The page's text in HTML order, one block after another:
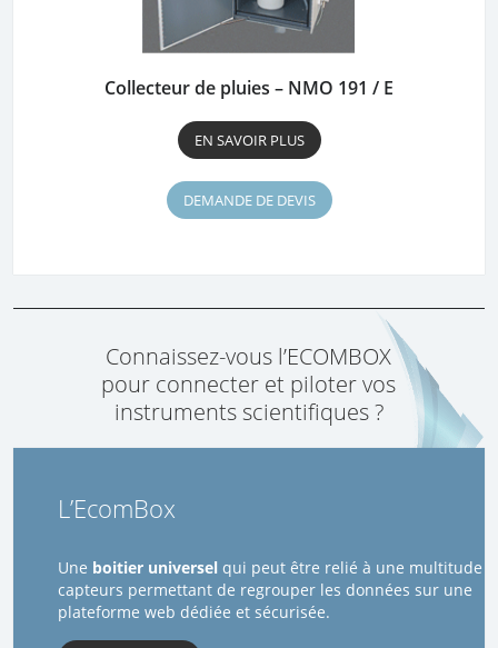
Collecteur de pluies – NMO 191 / E
EN SAVOIR PLUS
DEMANDE DE DEVIS
Connaissez-vous l’ECOMBOX
pour connecter et piloter vos
instruments scientifiques ?
L’EcomBox
Une boitier universel qui peut être relié à une multitude
capteurs permettant de regrouper les données sur une
plateforme web dédiée et sécurisée.